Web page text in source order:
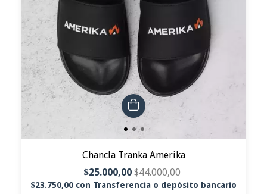
Chancla Tranka Amerika
$25.000,00 $44.000,00
$23.750,00 con Transferencia o depósito bancario